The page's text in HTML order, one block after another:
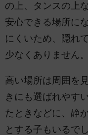
の上、タンスの上
安心できる場所に
にくいため、隠れ
少なくありません。
高い場所は周囲を
きにも選ばれやす
たときなどに、静
とする子もいるで